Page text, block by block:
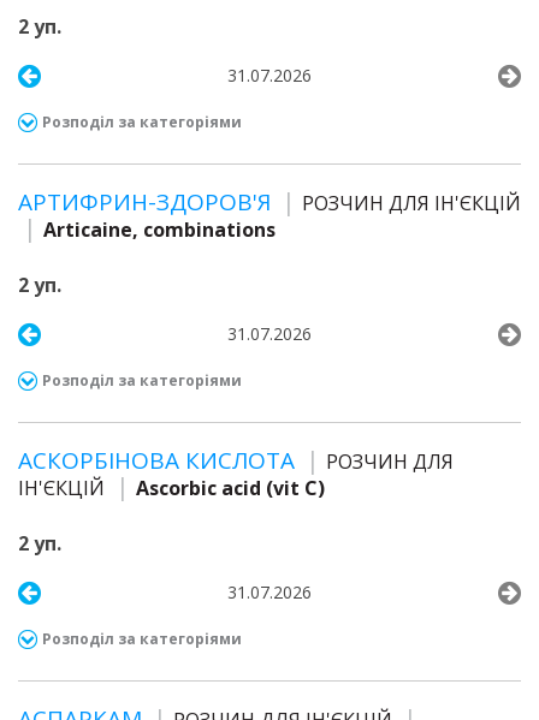
2 уп.
31.07.2026
Розподіл за категоріями
АРТИФРИН-ЗДОРОВ'Я
РОЗЧИН ДЛЯ ІН'ЄКЦІЙ
Articaine, combinations
2 уп.
31.07.2026
Розподіл за категоріями
АСКОРБІНОВА КИСЛОТА
РОЗЧИН ДЛЯ
ІН'ЄКЦІЙ
Ascorbic acid (vit C)
2 уп.
31.07.2026
Розподіл за категоріями